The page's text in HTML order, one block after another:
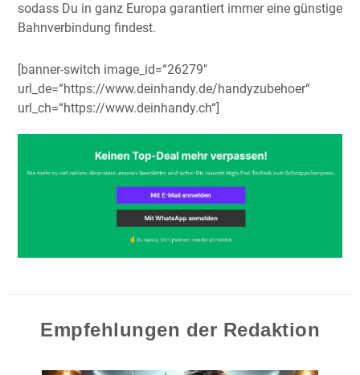
sodass Du in ganz Europa garantiert immer eine günstige
Bahnverbindung findest.
[banner-switch image_id=“26279″
url_de=“https://www.deinhandy.de/handyzubehoer“
url_ch=“https://www.deinhandy.ch“]
Empfehlungen der Redaktion